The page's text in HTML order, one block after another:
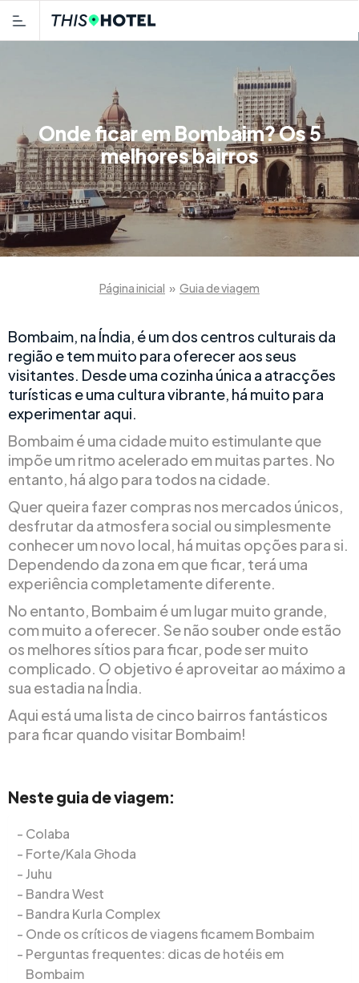
Onde ficar em Bombaim? Os 5
melhores bairros
Página inicial » Guia de viagem
Bombaim, na Índia, é um dos centros culturais da
região e tem muito para oferecer aos seus
visitantes. Desde uma cozinha única a atracções
turísticas e uma cultura vibrante, há muito para
experimentar aqui.
Bombaim é uma cidade muito estimulante que
impõe um ritmo acelerado em muitas partes. No
entanto, há algo para todos na cidade.
Quer queira fazer compras nos mercados únicos,
desfrutar da atmosfera social ou simplesmente
conhecer um novo local, há muitas opções para si.
Dependendo da zona em que ficar, terá uma
experiência completamente diferente.
No entanto, Bombaim é um lugar muito grande,
com muito a oferecer. Se não souber onde estão
os melhores sítios para ficar, pode ser muito
complicado. O objetivo é aproveitar ao máximo a
sua estadia na Índia.
Aqui está uma lista de cinco bairros fantásticos
para ficar quando visitar Bombaim!
Neste guia de viagem:
Colaba
Forte/Kala Ghoda
Juhu
Bandra West
Bandra Kurla Complex
Onde os críticos de viagens ficamem Bombaim
Perguntas frequentes: dicas de hotéis em
Bombaim